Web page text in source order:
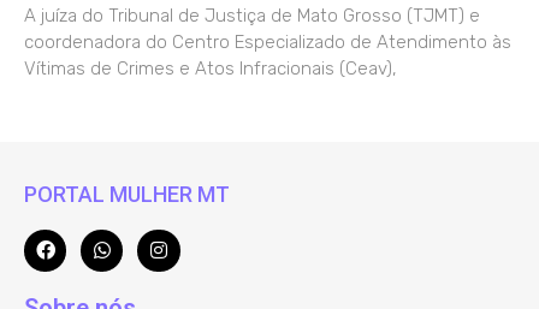
A juíza do Tribunal de Justiça de Mato Grosso (TJMT) e
coordenadora do Centro Especializado de Atendimento às
Vítimas de Crimes e Atos Infracionais (Ceav),
PORTAL MULHER MT